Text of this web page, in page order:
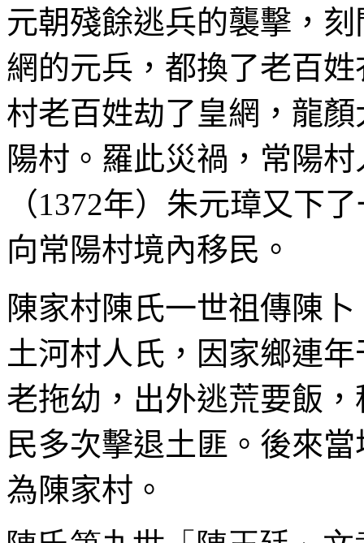
元朝殘餘逃兵的襲擊，
網的元兵，都換了老百
村老百姓劫了皇網，龍
陽村。羅此災禍，常陽
（1372年）朱元璋又下
向常陽村境內移民。
陳家村陳氏一世祖傳陳
土河村人氏，因家鄉連
老拖幼，出外逃荒要飯
民多次擊退土匪。後來
為陳家村。